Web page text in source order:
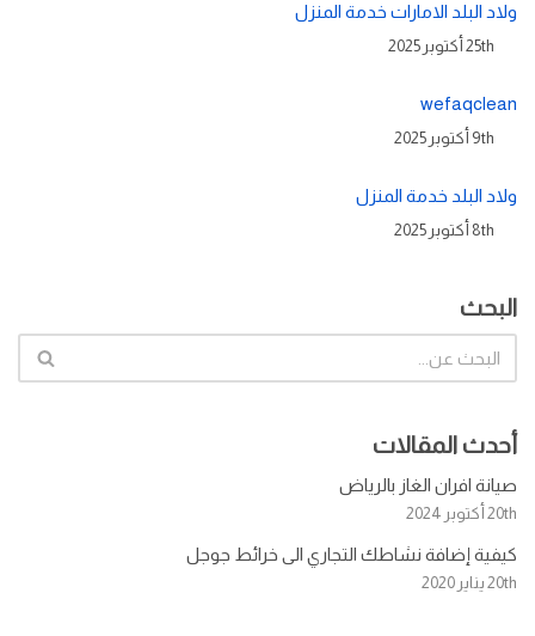
ولاد البلد الامارات خدمة المنزل
25th أكتوبر 2025
wefaqclean
9th أكتوبر 2025
ولاد البلد خدمة المنزل
8th أكتوبر 2025
البحث
أحدث المقالات
صيانة افران الغاز بالرياض
20th أكتوبر 2024
كيفية إضافة نشاطك التجاري الى خرائط جوجل
20th يناير 2020